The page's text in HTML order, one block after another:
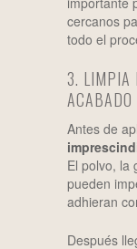
cercanos
todo el
3. LIMPIA
Antes de
El polvo, la
pueden
adhieran
Después